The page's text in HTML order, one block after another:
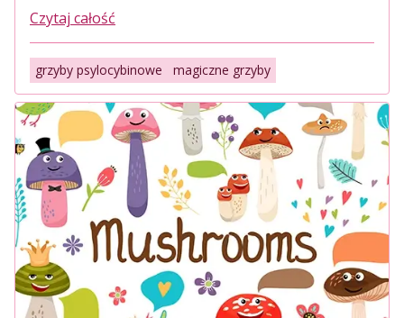
Czytaj całość
grzyby psylocybinowe magiczne grzyby